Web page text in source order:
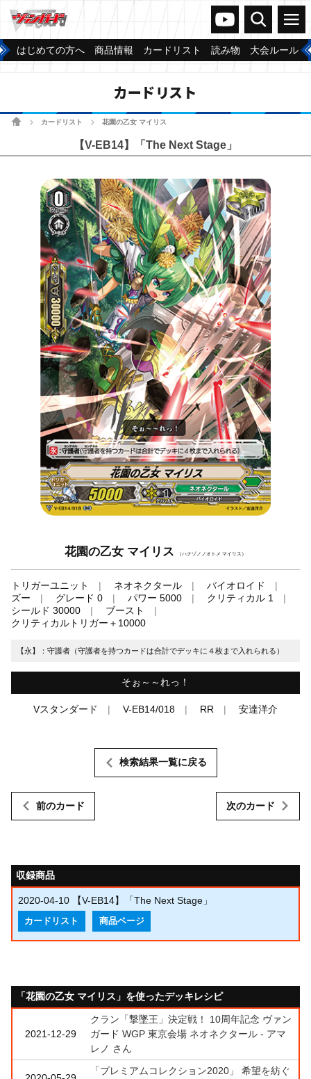
ヴァンガードch
検索 メニュー
はじめての方へ 商品情報 カードリスト 読み物 大会ルール
カードリスト
ホームカードリスト 花園の乙女 マイリス
【V-EB14】「The Next Stage」
花園の乙女 マイリス （ハナゾノノオトメ マイリス）
トリガーユニット ネオネクタール
バイオロイド
ズー
グレード 0 パワー 5000
クリティカル 1
シールド 30000
ブースト
クリティカルトリガー＋10000
【永】：守護者（守護者を持つカードは合計でデッキに４枚まで入れられる）
そぉ～～れっ！
Vスタンダード V-EB14/018 RR 安達洋介
前のカード
検索結果一覧に戻る
次のカード
収録商品
2020-04-10 【V-EB14】「The Next Stage」
カードリスト 商品ページ
「花園の乙女 マイリス」を使ったデッキレシピ
2021-12-29
クラン「撃墜王」決定戦！ 10周年記念 ヴァン
ガード WGP 東京会場 ネオネクタール - アマ
レノ さん
「プレミアムコレクション2020」 希望を紡ぐ